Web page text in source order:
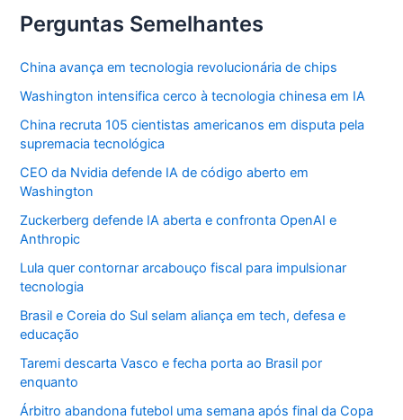
Perguntas Semelhantes
China avança em tecnologia revolucionária de chips
Washington intensifica cerco à tecnologia chinesa em IA
China recruta 105 cientistas americanos em disputa pela
supremacia tecnológica
CEO da Nvidia defende IA de código aberto em
Washington
Zuckerberg defende IA aberta e confronta OpenAI e
Anthropic
Lula quer contornar arcabouço fiscal para impulsionar
tecnologia
Brasil e Coreia do Sul selam aliança em tech, defesa e
educação
Taremi descarta Vasco e fecha porta ao Brasil por
enquanto
Árbitro abandona futebol uma semana após final da Copa